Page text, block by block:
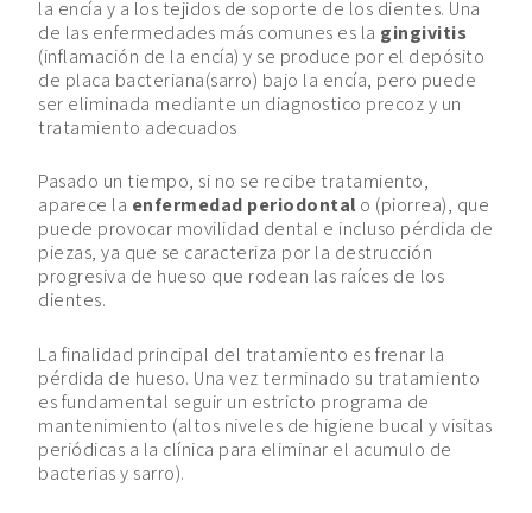
la encía y a los tejidos de soporte de los dientes. Una
de las enfermedades más comunes es la gingivitis
(inflamación de la encía) y se produce por el depósito
de placa bacteriana(sarro) bajo la encía, pero puede
ser eliminada mediante un diagnostico precoz y un
tratamiento adecuados
Pasado un tiempo, si no se recibe tratamiento,
aparece la enfermedad periodontal o (piorrea), que
puede provocar movilidad dental e incluso pérdida de
piezas, ya que se caracteriza por la destrucción
progresiva de hueso que rodean las raíces de los
dientes.
La finalidad principal del tratamiento es frenar la
pérdida de hueso. Una vez terminado su tratamiento
es fundamental seguir un estricto programa de
mantenimiento (altos niveles de higiene bucal y visitas
periódicas a la clínica para eliminar el acumulo de
bacterias y sarro).
Periodoncia